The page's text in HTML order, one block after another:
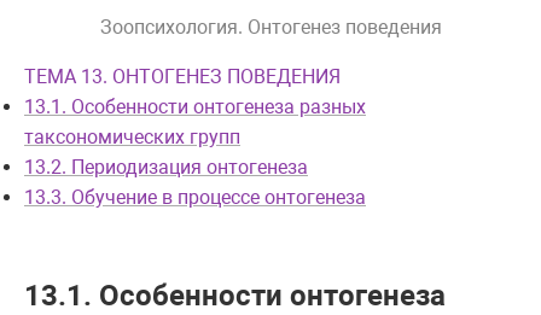
Зоопсихология. Онтогенез поведения
ТЕМА 13. ОНТОГЕНЕЗ ПОВЕДЕНИЯ
13.1. Особенности онтогенеза разных
таксономических групп
13.2. Периодизация онтогенеза
13.3. Обучение в процессе онтогенеза
13.1. Особенности онтогенеза